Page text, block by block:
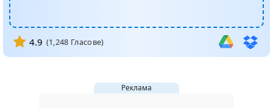
4.9 (1,248 Гласове)
Реклама